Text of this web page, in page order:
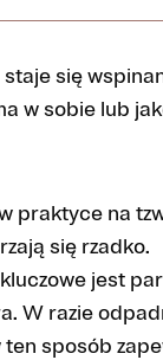
się
w sobie lub
praktyce na
się rzadko.
jest
W razie
sposób